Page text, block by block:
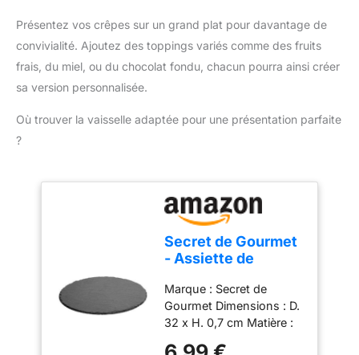
et Précis : La râpe à
muscade en acier
inoxydable offre des
d'extraire les saveurs les
Schwertkrone garantit
des produits durables et
efficaces pour une
utilisation quotidienne
dans la cuisine, assurant
satisfaction et
performance.
saupoudrer avec facilité.
Idéale pour les espèces.
Présentez vos crêpes sur un grand plat pour davantage de
convivialité. Ajoutez des toppings variés comme des fruits
frais, du miel, ou du chocolat fondu, chacun pourra ainsi créer
sa version personnalisée.
Où trouver la vaisselle adaptée pour une présentation parfaite
?
Secret de Gourmet
- Assiette de
Ardoise 32cm Gris
Marque : Secret de
Gourmet Dimensions : D.
32 x H. 0,7 cm Matière :